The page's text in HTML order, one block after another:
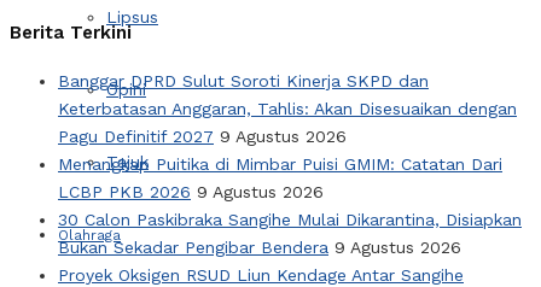
Lipsus
Opini
Tajuk
Olahraga
Berita Terkini
Banggar DPRD Sulut Soroti Kinerja SKPD dan
Keterbatasan Anggaran, Tahlis: Akan Disesuaikan dengan
Pagu Definitif 2027 9 Agustus 2026
Menangkap Puitika di Mimbar Puisi GMIM: Catatan Dari
LCBP PKB 2026 9 Agustus 2026
30 Calon Paskibraka Sangihe Mulai Dikarantina, Disiapkan
Bukan Sekadar Pengibar Bendera 9 Agustus 2026
Proyek Oksigen RSUD Liun Kendage Antar Sangihe